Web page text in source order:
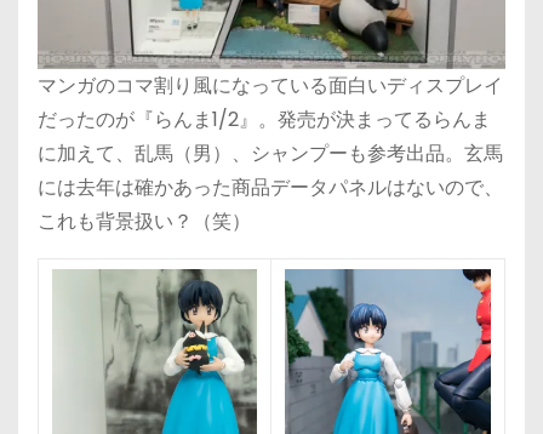
マンガのコマ割り風になっている面白いディスプレイ
だったのが『らんま1/2』。発売が決まってるらんま
に加えて、乱馬（男）、シャンプーも参考出品。玄馬
には去年は確かあった商品データパネルはないので、
これも背景扱い？（笑）